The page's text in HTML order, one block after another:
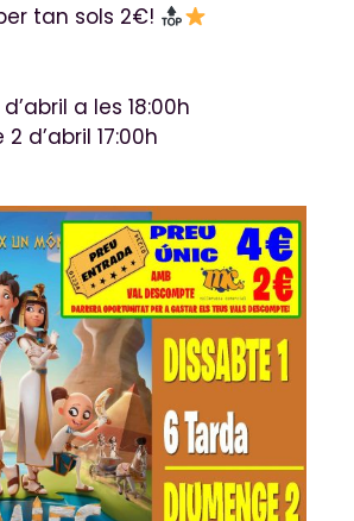
tan sols 2€!
a les 18:00h
d’abril 17:00h